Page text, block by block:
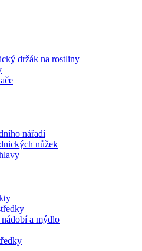
držák na rostliny
nářadí
nůžek
a mýdlo